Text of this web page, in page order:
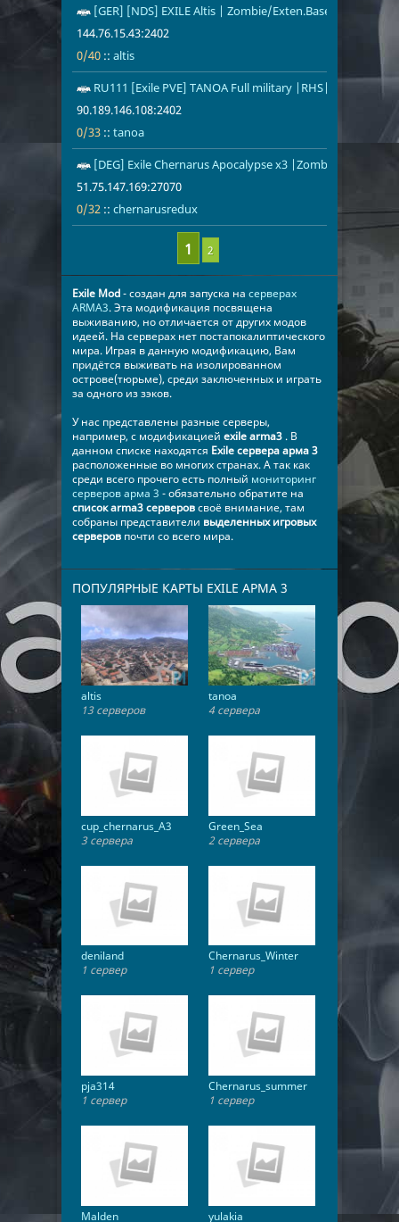
[GER] [NDS] EXILE Altis | Zombie/Exten.Base Mod | Day/
144.76.15.43:2402
0/40 :: altis
RU111 [Exile PVE] TANOA Full military
90.189.146.108:2402
0/33 :: tanoa
[DEG] Exile Chernarus Apocalypse x3
51.75.147.169:27070
0/32 :: chernarusredux
2
Exile Mod- создан для запуска на серверах
ARMA3. Эта модификация посвящена
выживанию, но отличается от других модов
идеей. На серверах нет постапокалиптического
мира. Играя в данную модификацию, Вам
придётся выживать на изолированном
острове(тюрьме), среди заключенных и играть
за одного из зэков.
​У нас представлены разные серверы,
например, с модификацией exile arma3 . В
данном списке находятся Exile сервера арма 3
расположенные во многих странах. А так как
среди всего прочего есть полный мониторинг
серверов арма 3 - обязательно обратите на
список arma3 серверовсвоё внимание, там
собраны представители выделенных игровых
серверов почти со всего мира.
ПОПУЛЯРНЫЕ КАРТЫ EXILE АРМА 3
altis
13 серверов
tanoa
4 сервера
cup_chernarus_A3
3 сервера
Green_Sea
2 сервера
deniland
1 сервер
Chernarus_Winter
1 сервер
pja314
1 сервер
Chernarus_summer
1 сервер
Malden
yulakia